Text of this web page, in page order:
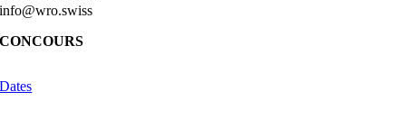
info@wro.swiss
CONCOURS
Dates